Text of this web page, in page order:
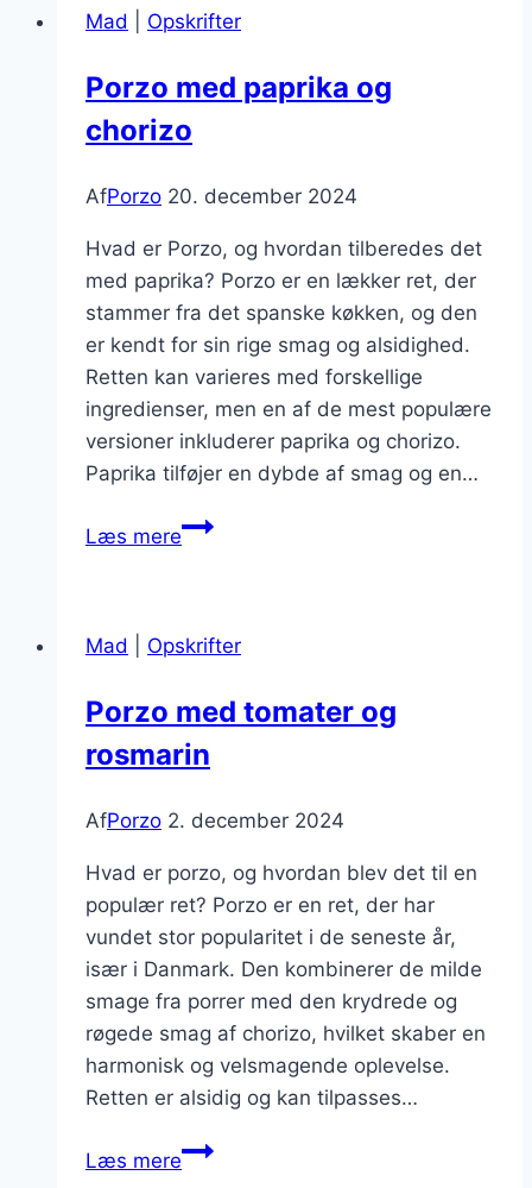
retter
Mad Opskrifter
Porzo med paprika og
chorizo
AfPorzo 20. december 2024
Hvad er Porzo, og hvordan tilberedes det
med paprika? Porzo er en lækker ret, der
stammer fra det spanske køkken, og den
er kendt for sin rige smag og alsidighed.
Retten kan varieres med forskellige
ingredienser, men en af de mest populære
versioner inkluderer paprika og chorizo.
Paprika tilføjer en dybde af smag og en…
Læs merePorzo
chorizo
Mad Opskrifter
Porzo med tomater og
rosmarin
AfPorzo 2. december 2024
Hvad er porzo, og hvordan blev det til en
populær ret? Porzo er en ret, der har
vundet stor popularitet i de seneste år,
især i Danmark. Den kombinerer de milde
smage fra porrer med den krydrede og
røgede smag af chorizo, hvilket skaber en
harmonisk og velsmagende oplevelse.
Retten er alsidig og kan tilpasses…
Læs merePorzo